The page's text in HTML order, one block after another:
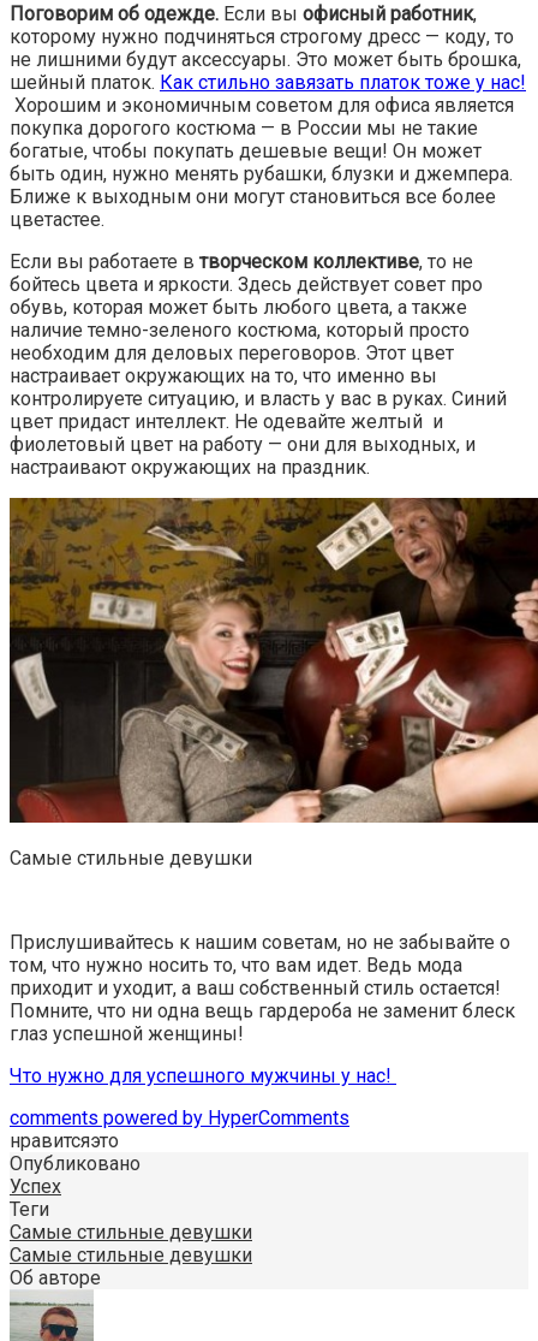
Поговорим об одежде. Если вы офисный работник,
которому нужно подчиняться строгому дресс — коду, то
не лишними будут аксессуары. Это может быть брошка,
шейный платок. Как стильно завязать платок тоже у нас!
Хорошим и экономичным советом для офиса является
покупка дорогого костюма — в России мы не такие
богатые, чтобы покупать дешевые вещи! Он может
быть один, нужно менять рубашки, блузки и джемпера.
Ближе к выходным они могут становиться все более
цветастее.
Если вы работаете в творческом коллективе, то не
бойтесь цвета и яркости. Здесь действует совет про
обувь, которая может быть любого цвета, а также
наличие темно-зеленого костюма, который просто
необходим для деловых переговоров. Этот цвет
настраивает окружающих на то, что именно вы
контролируете ситуацию, и власть у вас в руках. Синий
цвет придаст интеллект. Не одевайте желтый и
фиолетовый цвет на работу — они для выходных, и
настраивают окружающих на праздник.
Самые стильные девушки
Прислушивайтесь к нашим советам, но не забывайте о
том, что нужно носить то, что вам идет. Ведь мода
приходит и уходит, а ваш собственный стиль остается!
Помните, что ни одна вещь гардероба не заменит блеск
глаз успешной женщины!
Что нужно для успешного мужчины у нас!
comments powered by HyperComments
нравитсяэто
Опубликовано
Успех
Теги
Самые стильные девушки
Самые стильные девушки
Об авторе